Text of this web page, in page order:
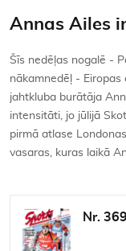
Annas Ailes
Šīs nedēļas nogalē -
nākamnedēļ - Eiropas
jahtkluba burātāja
intensitāti, jo jūlijā
pirmā atlase
vasaras, kuras laikā
Nr.